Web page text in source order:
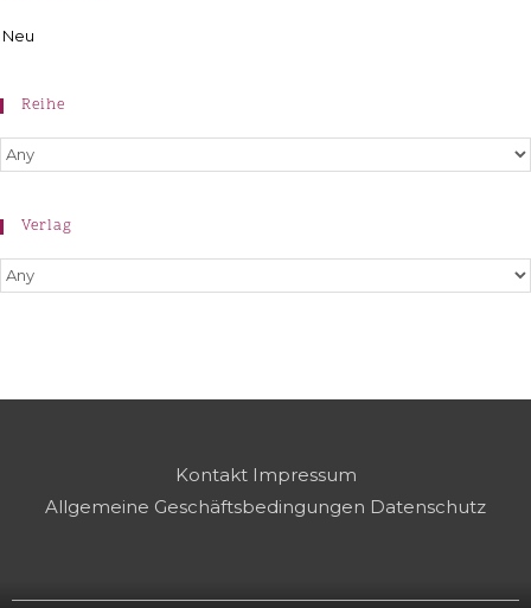
Neu
Reihe
Verlag
Kontakt Impressum
Allgemeine Geschäftsbedingungen Datenschutz